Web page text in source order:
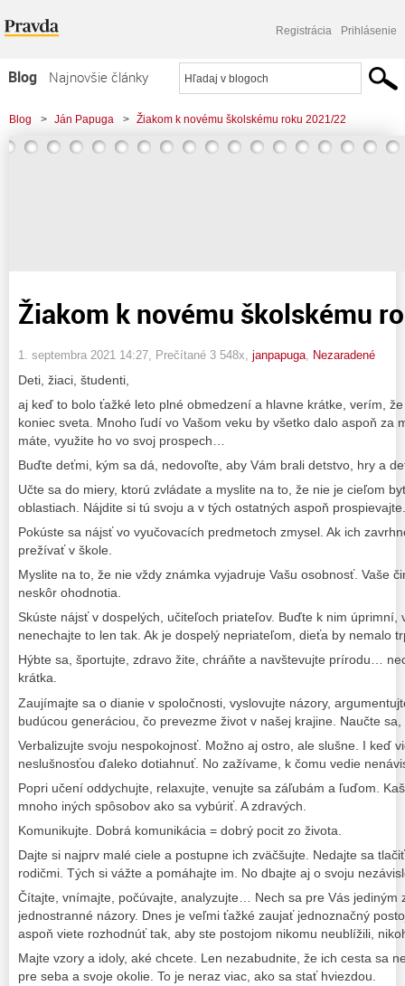
Registrácia Prihlásenie
Blog
Najnovšie články
Najčítanejšie články
Najkomentovanejšie články
Blog > Ján Papuga > Žiakom k novému školskému roku 2021/22
Žiakom k novému školskému
1. septembra 2021 14:27 , Prečítané 3 548x, janpapuga Nezaradené
Deti, žiaci, študenti,
aj keď to bolo ťažké leto plné obmedzení a hlavne krátke, verím,
koniec sveta. Mnoho ľudí vo Vašom veku by všetko dalo aspoň za
máte, využite ho vo svoj prospech…
Buďte deťmi, kým sa dá, nedovoľte, aby Vám brali detstvo, hry a
Učte sa do miery, ktorú zvládate a myslite na to, že nie je cieľom
oblastiach. Nájdite si tú svoju a v tých ostatných aspoň prospievajte.
Pokúste sa nájsť vo vyučovacích predmetoch zmysel. Ak ich
prežívať v škole.
Myslite na to, že nie vždy známka vyjadruje Vašu osobnosť. Vaše
neskôr ohodnotia.
Skúste nájsť v dospelých, učiteľoch priateľov. Buďte k nim úprimní,
nenechajte to len tak. Ak je dospelý nepriateľom, dieťa by nemalo
Hýbte sa, športujte, zdravo žite, chráňte a navštevujte prírodu…
krátka.
Zaujímajte sa o dianie v spoločnosti, vyslovujte názory,
budúcou generáciou, čo prevezme život v našej krajine. Naučte
Verbalizujte svoju nespokojnosť. Možno aj ostro, ale slušne. I keď
neslušnosťou ďaleko dotiahnuť. No zažívame, k čomu vedie
Popri učení oddychujte, relaxujte, venujte sa záľubám a ľuďom.
mnoho iných spôsobov ako sa vybúriť. A zdravých.
Komunikujte. Dobrá komunikácia = dobrý pocit zo života.
Dajte si najprv malé ciele a postupne ich zväčšujte. Nedajte sa
rodičmi. Tých si vážte a pomáhajte im. No dbajte aj o svoju
Čítajte, vnímajte, počúvajte, analyzujte… Nech sa pre Vás jediným
jednostranné názory. Dnes je veľmi ťažké zaujať jednoznačný
aspoň viete rozhodnúť tak, aby ste postojom nikomu neublížili,
Majte vzory a idoly, aké chcete. Len nezabudnite, že ich cesta sa
pre seba a svoje okolie. To je neraz viac, ako sa stať hviezdou.